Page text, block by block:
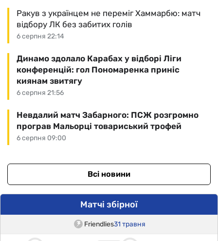
6 серпня 22:14
Ракув з українцем не переміг Хаммарбю: матч
відбору ЛК без забитих голів
6 серпня 21:56
Динамо здолало Карабах у відборі Ліги
конференцій: гол Пономаренка приніс
киянам звитягу
6 серпня 09:00
Невдалий матч Забарного: ПСЖ розгромно
програв Мальорці товариський трофей
Всі новини
Матчі збірної
Friendlies31 травня